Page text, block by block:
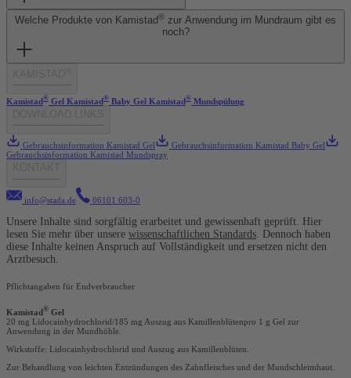
Welche Produkte von Kamistad® zur Anwendung im Mundraum gibt es
noch?
Kamistad® Gel Kamistad® Baby Gel Kamistad® Mundspülung
Gebrauchsinformation Kamistad Gel
Gebrauchsinformation Kamistad Baby Gel
Gebrauchsinformation Kamistad Mundspray
info@stada.de 06101 603-0
Unsere Inhalte sind sorgfältig erarbeitet und gewissenhaft geprüft. Hier
lesen Sie mehr über unsere wissenschaftlichen Standards. Dennoch haben
diese Inhalte keinen Anspruch auf Vollständigkeit und ersetzen nicht den
Arztbesuch.
Pflichtangaben für Endverbraucher
Kamistad® Gel
20 mg Lidocainhydrochlorid/185 mg Auszug aus Kamillenblütenpro 1 g Gel zur
Anwendung in der Mundhöhle.
Wirkstoffe: Lidocainhydrochlorid und Auszug aus Kamillenblüten.
Zur Behandlung von leichten Entzündungen des Zahnfleisches und der Mundschleimhaut.